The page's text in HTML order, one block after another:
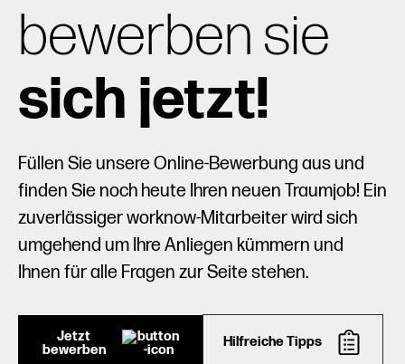
bewerben sie
sich jetzt!
Füllen Sie unsere Online-Bewerbung aus und
finden Sie noch heute Ihren neuen Traumjob! Ein
zuverlässiger worknow-Mitarbeiter wird sich
umgehend um Ihre Anliegen kümmern und
Ihnen für alle Fragen zur Seite stehen.
Jetzt
bewerben Hilfreiche Tipps